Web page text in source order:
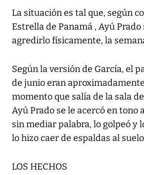
La situación es tal que, según
Estrella de Panamá , Ayú Prado
agredirlo físicamente, la
Según la versión de García, el
de junio eran aproximadamente
momento que salía de la sala
Ayú Prado se le acercó en tono
sin mediar palabra, lo golpeó y
lo hizo caer de espaldas al
LOS HECHOS